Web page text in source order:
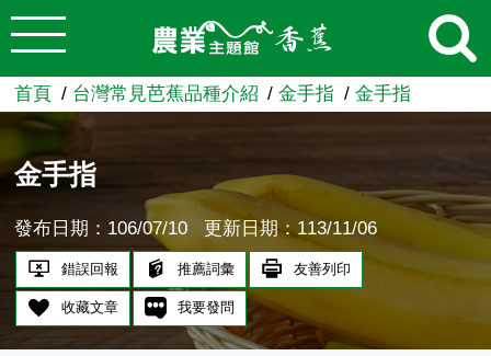
跳到主要內容
農業知識入口網
首頁 台灣常見芭蕉品種介紹 金手指 金手指
金手指
發布日期：106/07/10 更新日期：113/11/06
錯誤回報 推薦詞彙 友善列印
收藏文章 我要發問